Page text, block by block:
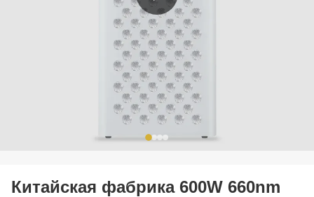
Китайская фабрика 600W 660nm